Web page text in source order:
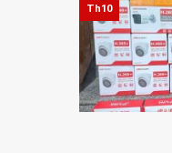
Th10